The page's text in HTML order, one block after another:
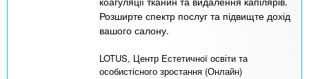
Розширте спектр послуг та підвищте дохід
вашого салону.
LOTUS, Центр Естетичної освіти та
особистісного зростання (Онлайн)